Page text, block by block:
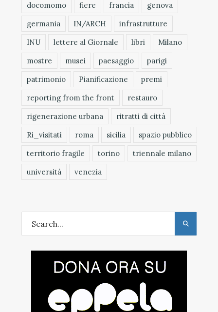
docomomo
fiere francia
genova
germania
IN/ARCH
infrastrutture
INU
lettere al Giornale libri
Milano
mostre
musei paesaggio
parigi
patrimonio
Pianificazione
premi
reporting from the front
restauro
rigenerazione urbana
ritratti di città
Ri_visitati
roma sicilia
spazio pubblico
territorio fragile
torino
triennale milano
università
venezia